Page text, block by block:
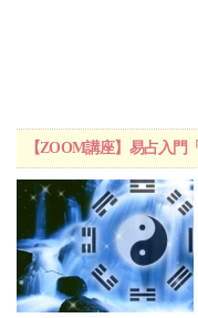
【ZOOM講座】易占入門